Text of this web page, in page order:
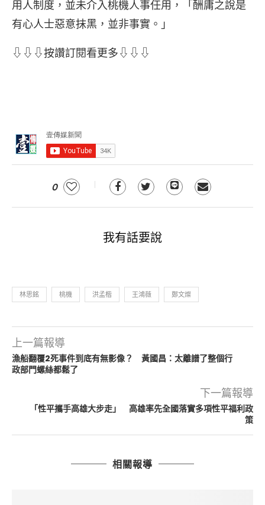
用人制度，並未介入桃機人事任用，「酬庸之說是
有心人士惡意抹黑，並非事實。」
⇩⇩⇩按讚訂閱看更多⇩⇩⇩
0
我有話要說
林思銘 桃機 洪孟楷 王鴻薇 鄭文燦
上一篇報導
漁船翻覆2死事件到底有無影像？ 黃國昌：太離譜了整個行
政部門螺絲都鬆了
下一篇報導
「性平攜手高雄大步走」 高雄率先全國落實多項性平福利政
策
相關報導